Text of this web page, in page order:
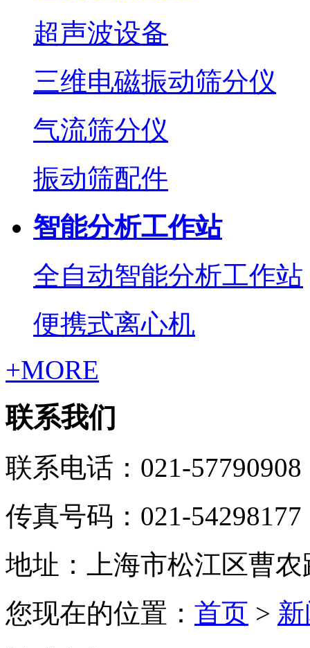
超声波设备
三维电磁振动筛分仪
气流筛分仪
振动筛配件
智能分析工作站
全自动智能分析工作站
便携式离心机
+MORE
联系我们
联系电话：021-57790908
传真号码：021-54298177
地址：上海市松江区曹农
您现在的位置： 首页 >